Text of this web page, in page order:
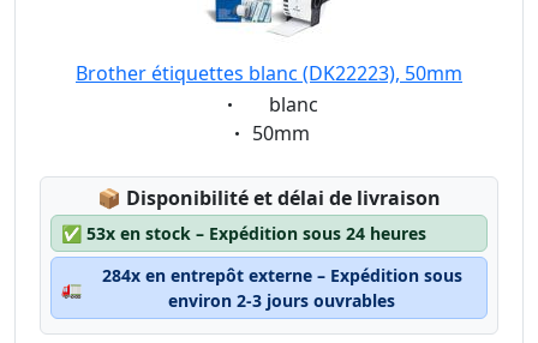
Brother étiquettes blanc (DK22223), 50mm
Eigenschaft:
blanc
Eigenschaft:
50mm
📦 Lagerstatus:
Disponibilité et délai de livraison
✅ 53x en stock – Expédition sous 24 heures
🚛
284x en entrepôt externe – Expédition sous
environ 2-3 jours ouvrables